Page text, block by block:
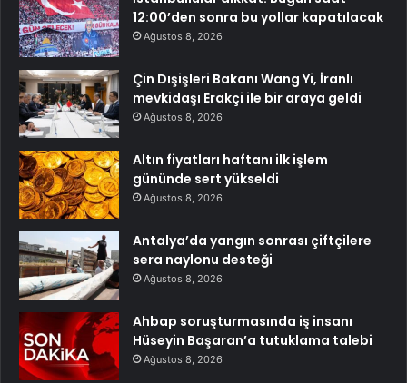
12:00’den sonra bu yollar kapatılacak
Ağustos 8, 2026
Çin Dışişleri Bakanı Wang Yi, İranlı
mevkidaşı Erakçi ile bir araya geldi
Ağustos 8, 2026
Altın fiyatları haftanı ilk işlem
gününde sert yükseldi
Ağustos 8, 2026
Antalya’da yangın sonrası çiftçilere
sera naylonu desteği
Ağustos 8, 2026
Ahbap soruşturmasında iş insanı
Hüseyin Başaran’a tutuklama talebi
Ağustos 8, 2026